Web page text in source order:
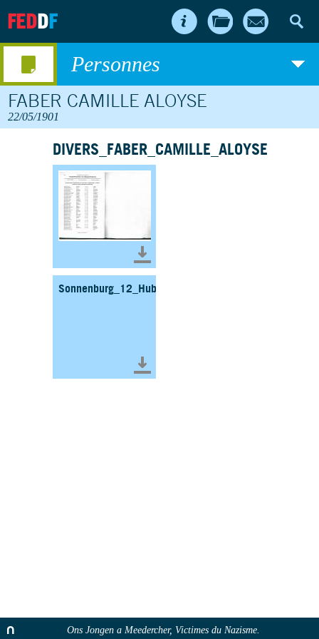
FEDDF
Personnes
FABER CAMILLE ALOYSE
22/05/1901
DIVERS_FABER_CAMILLE_ALOYSE
Ons Jongen a Meedercher, Victimes du Nazisme.